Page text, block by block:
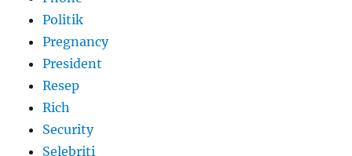
Politik
Pregnancy
President
Resep
Rich
Security
Selebriti